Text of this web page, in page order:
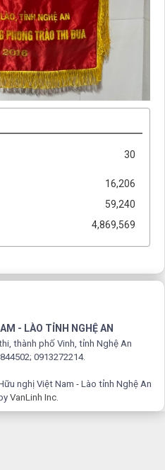
30
16,206
59,240
4,869,569
- LÀO TỈNH NGHỆ AN
thành phố Vinh, tỉnh Nghệ An
0913272214.
nghị Việt Nam - Lào tỉnh Nghệ An
VanLinh Inc.